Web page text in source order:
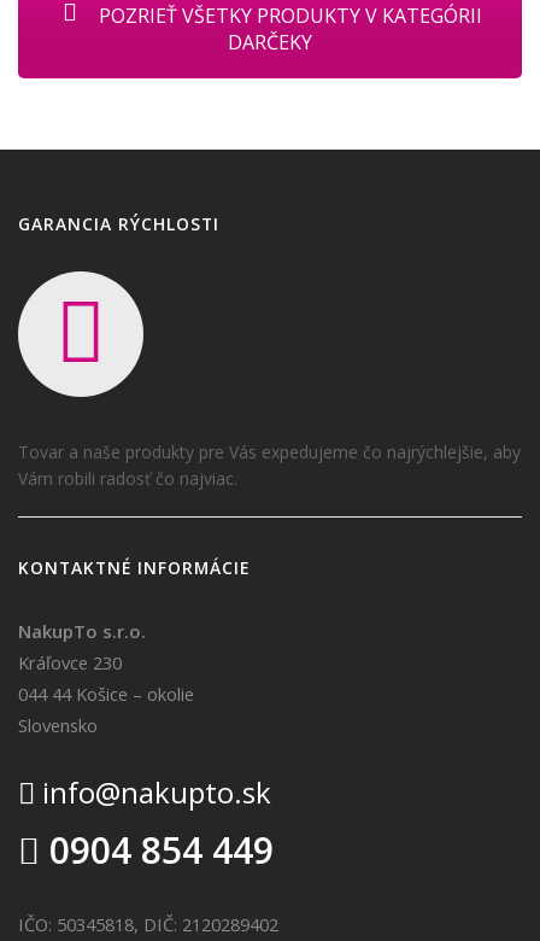
POZRIEŤ VŠETKY PRODUKTY V KATEGÓRII
DARČEKY
GARANCIA RÝCHLOSTI
Tovar a naše produkty pre Vás expedujeme čo najrýchlejšie, aby
Vám robili radosť čo najviac.
KONTAKTNÉ INFORMÁCIE
NakupTo s.r.o.
Kráľovce 230
044 44 Košice – okolie
Slovensko
info@nakupto.sk
0904 854 449
IČO: 50345818, DIČ: 2120289402